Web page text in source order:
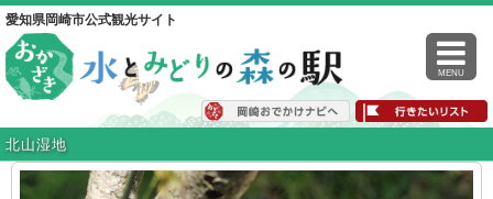
愛知県岡崎市公式観光サイト
MENU
北山湿地